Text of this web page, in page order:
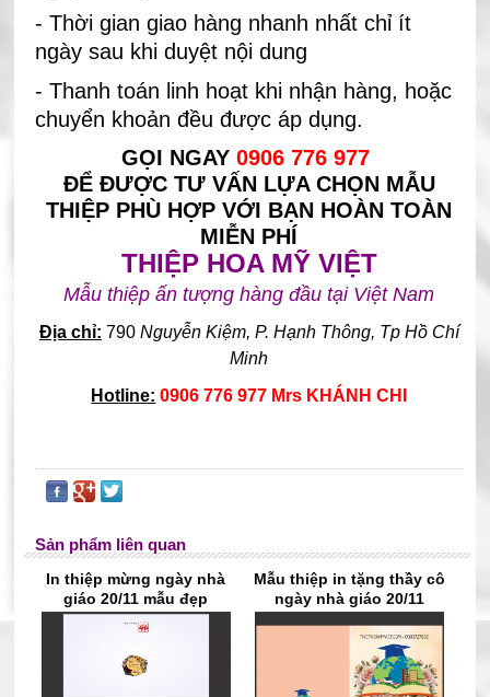
- Thời gian giao hàng nhanh nhất chỉ ít
ngày sau khi duyệt nội dung
- Thanh toán linh hoạt khi nhận hàng, hoặc
chuyển khoản đều được áp dụng.
GỌI NGAY0906 776 977
ĐỂ ĐƯỢC TƯ VẤN LỰA CHỌN MẪU
THIỆP PHÙ HỢP VỚI BẠN HOÀN TOÀN
MIỄN PHÍ
THIỆP HOA MỸ VIỆT
Mẫu thiệp ấn tượng hàng đầu tại Việt Nam
Địa chỉ: 790Nguyễn Kiệm, P. Hạnh Thông, Tp Hồ Chí
Minh
Hotline: 0906 776 977 Mrs KHÁNH CHI
Sản phẩm liên quan
In thiệp mừng ngày nhà
giáo 20/11 mẫu đẹp
Mẫu thiệp in tặng thầy cô
ngày nhà giáo 20/11